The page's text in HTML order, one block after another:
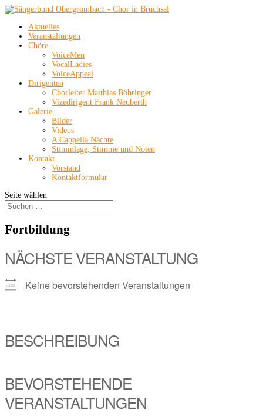
Aktuelles
Veranstaltungen
Chöre
VoiceMen
VocalLadies
VoiceAppeal
Dirigenten
Chorleiter Matthias Böhringer
Vizedirigent Frank Neuberth
Galerie
Bilder
Videos
A Cappella Nächte
Stimmlage, Stimme und Noten
Kontakt
Vorstand
Kontaktformular
Seite wählen
Fortbildung
NÄCHSTE VERANSTALTUNG
Keine bevorstehenden Veranstaltungen
BESCHREIBUNG
BEVORSTEHENDE
VERANSTALTUNGEN